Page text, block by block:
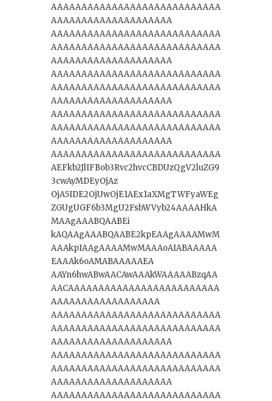
AAAAAAAAAAAAAAAAAAAAAAAAAAAA
AAAAAAAAAAAAAAAAAAAA
AAAAAAAAAAAAAAAAAAAAAAAAAAAA
AAAAAAAAAAAAAAAAAAAAAAAAAAAA
AAAAAAAAAAAAAAAAAAAA
AAAAAAAAAAAAAAAAAAAAAAAAAAAA
AAAAAAAAAAAAAAAAAAAAAAAAAAAA
AAAAAAAAAAAAAAAAAAAA
AAAAAAAAAAAAAAAAAAAAAAAAAAAA
AAAAAAAAAAAAAAAAAAAAAAAAAAAA
AAAAAAAAAAAAAAAAAAAA
AAAAAAAAAAAAAAAAAAAAAAAAAAAA
AEFkb2JlIFBob3Rvc2hvcCBDUzQgV2luZG9
3cwAyMDEyOjAz
OjA5IDE2OjUwOjE1AEx1aXMgTWFyaWEg
ZGUgUGF6b3MgU2FsbWVyb24AAAAHkA
MAAgAAABQAABEi
kAQAAgAAABQAABE2kpEAAgAAAAMwM
AAAkpIAAgAAAAMwMAAAoAIABAAAAA
EAAAk6oAMABAAAAAEA
AAYn6hwABwAACAwAAAkWAAAAABzqAA
AACAAAAAAAAAAAAAAAAAAAAAAAAA
AAAAAAAAAAAAAAAAAA
AAAAAAAAAAAAAAAAAAAAAAAAAAAA
AAAAAAAAAAAAAAAAAAAAAAAAAAAA
AAAAAAAAAAAAAAAAAAAA
AAAAAAAAAAAAAAAAAAAAAAAAAAAA
AAAAAAAAAAAAAAAAAAAAAAAAAAAA
AAAAAAAAAAAAAAAAAAAA
AAAAAAAAAAAAAAAAAAAAAAAAAAAA